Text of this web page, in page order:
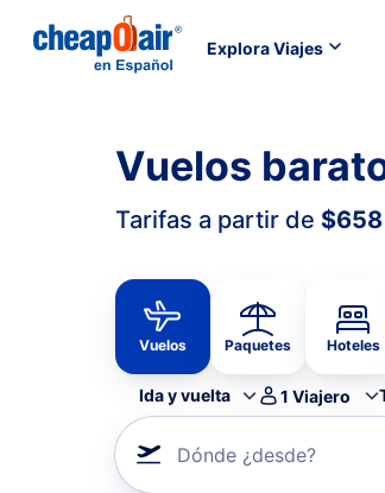
Explora Viajes
Vuelos
Tarifas a partir de $658
Vuelos Paquetes Hoteles
Ida y vuelta 1 Viajero
Dónde ¿desde?